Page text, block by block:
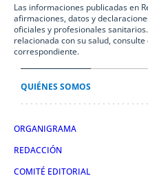
Las informaciones publicadas en
afirmaciones, datos y
oficiales y profesionales
relacionada con su salud,
correspondiente.
QUIÉNES SOMOS
ORGANIGRAMA
REDACCIÓN
COMITÉ EDITORIAL